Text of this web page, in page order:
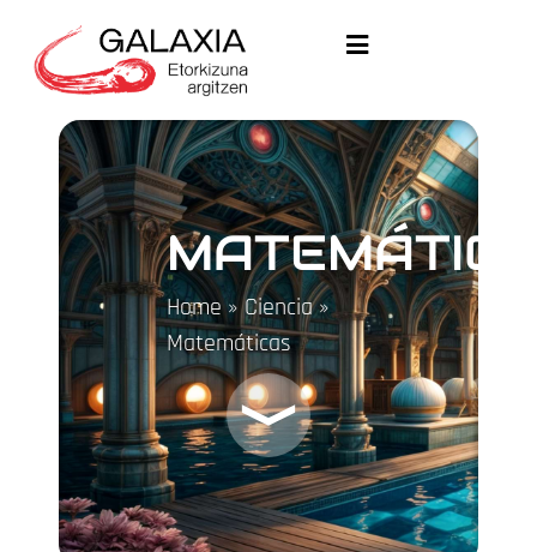
Home»Ciencia»
Matemáticas